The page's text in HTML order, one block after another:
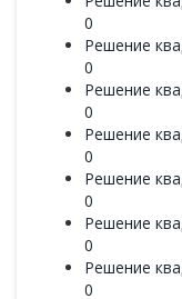
0
Решение
0
Решение
0
Решение
0
Решение
0
Решение
0
Решение
0